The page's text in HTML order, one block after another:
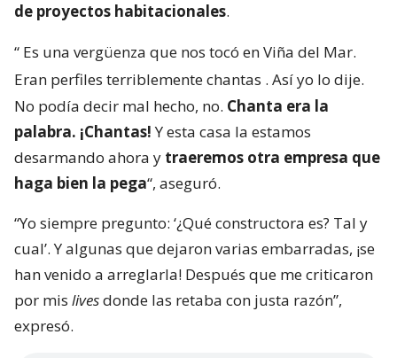
de proyectos habitacionales.
“ Es una vergüenza que nos tocó en Viña del Mar.
Eran perfiles terriblemente chantas . Así yo lo dije.
No podía decir mal hecho, no. Chanta era la
palabra. ¡Chantas!Y esta casa la estamos
desarmando ahora y traeremos otra empresa que
haga bien la pega“, aseguró.
“Yo siempre pregunto: ‘¿Qué constructora es? Tal y
cual’. Y algunas que dejaron varias embarradas, ¡se
han venido a arreglarla! Después que me criticaron
por mis livesdonde las retaba con justa razón”,
expresó.